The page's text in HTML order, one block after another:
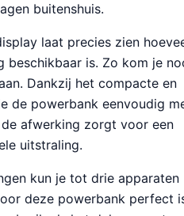
buitenshuis.
laat precies zien
beschikbaar is. Zo kom je
Dankzij het compacte en
de powerbank eenvoudig
afwerking zorgt voor een
uitstraling.
kun je tot drie apparaten
deze powerbank perfect